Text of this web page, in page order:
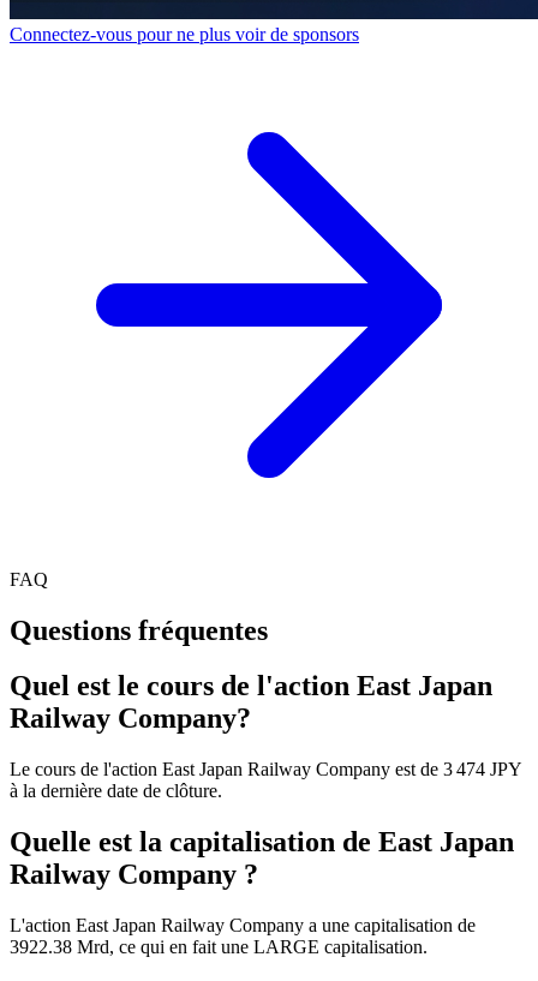
Connectez-vous pour ne plus voir de sponsors
FAQ
Questions fréquentes
Quel est le cours de l'action East Japan
Railway Company?
Le cours de l'action East Japan Railway Company est de 3 474 JPY
à la dernière date de clôture.
Quelle est la capitalisation de East Japan
Railway Company ?
L'action East Japan Railway Company a une capitalisation de
3922.38 Mrd, ce qui en fait une LARGE capitalisation.